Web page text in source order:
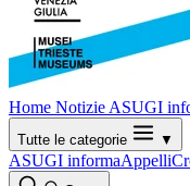
Home Notizie ASUGI
Tutte le categorie ▼
ASUGI informaAppelli